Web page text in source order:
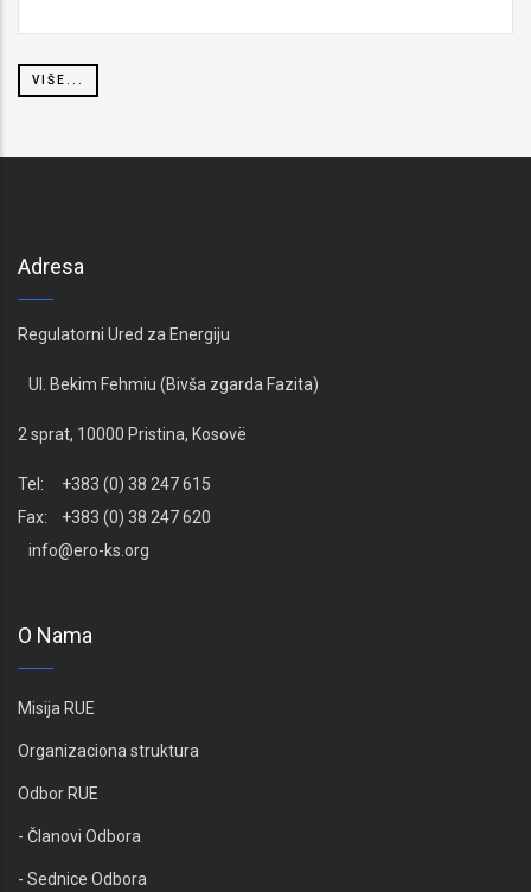
VIŠE...
Adresa
Regulatorni Ured za Energiju
Ul. Bekim Fehmiu (Bivša zgarda Fazita)
2 sprat, 10000 Pristina, Kosovë
Tel: +383 (0) 38 247 615
Fax: +383 (0) 38 247 620
info@ero-ks.org
O Nama
Misija RUE
Organizaciona struktura
Odbor RUE
- Članovi Odbora
- Sednice Odbora